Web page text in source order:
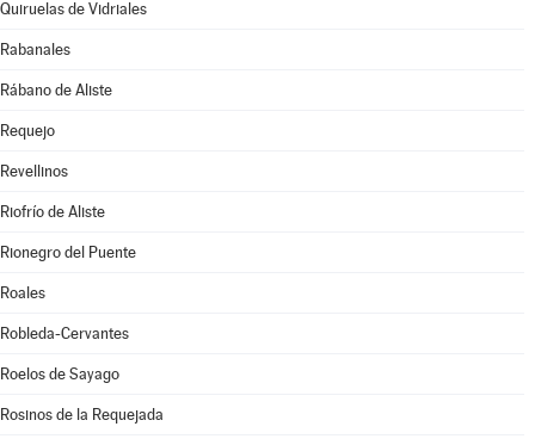
Quiruelas de Vidriales
Rabanales
Rábano de Aliste
Requejo
Revellinos
Riofrío de Aliste
Rionegro del Puente
Roales
Robleda-Cervantes
Roelos de Sayago
Rosinos de la Requejada